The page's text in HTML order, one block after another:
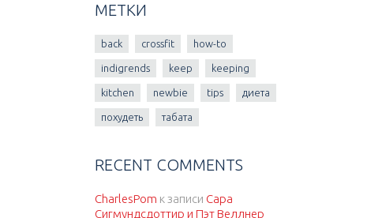
МЕТКИ
back crossfit how-to
indigrends keep keeping
kitchen newbie tips диета
похудеть табата
RECENT COMMENTS
CharlesPom к записи Сара
Сигмундсдоттир и Пэт Веллнер